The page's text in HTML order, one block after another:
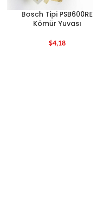
Bosch Tipi PSB600RE
Kömür Yuvası
$4,18